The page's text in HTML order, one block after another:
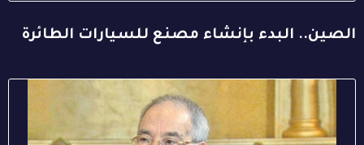
الصين.. البدء بإنشاء مصنع للسيارات الطائرة